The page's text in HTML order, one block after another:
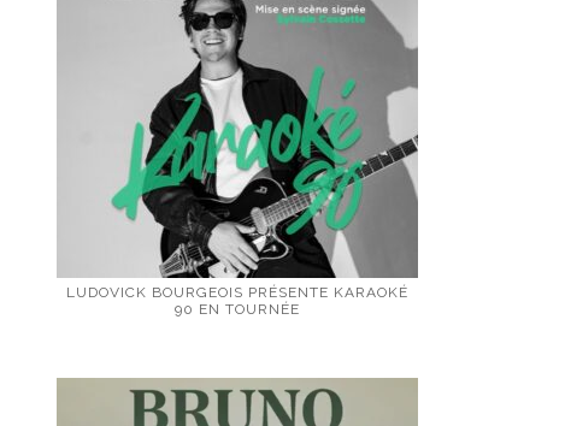
LUDOVICK BOURGEOIS PRÉSENTE KARAOKÉ
90 EN TOURNÉE